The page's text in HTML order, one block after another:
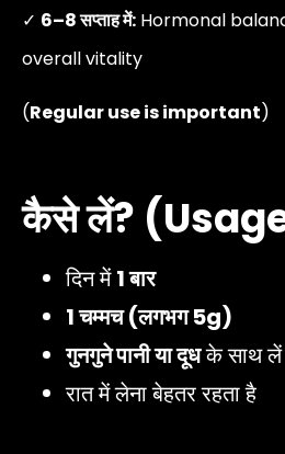
✓ 6–8 सप्ताह में: Hormonal
overall vitality
(Regular use is important)
कैसे लें?
दिन में1 बार
1 चम्मच (लगभग 5g)
गुनगुने पानी या दूधके साथ लें
रात में लेना बेहतर रहता है